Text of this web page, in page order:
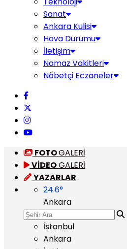
Sanat
Ankara Kulisi
Hava Durumu
İletişim
Namaz Vakitleri
Nöbetçi Eczaneler
FOTOGALERİ
VİDEOGALERİ
YAZARLAR
24.6°
Ankara
İstanbul
Ankara